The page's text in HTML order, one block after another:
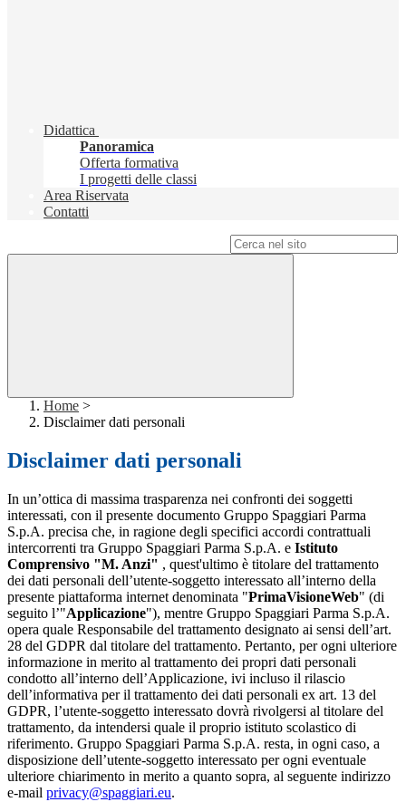
Didattica
Panoramica
Offerta formativa
I progetti delle classi
Area Riservata
Contatti
Home >
Disclaimer dati personali
Disclaimer dati personali
In un’ottica di massima trasparenza nei confronti dei soggetti
interessati, con il presente documento Gruppo Spaggiari Parma
S.p.A. precisa che, in ragione degli specifici accordi contrattuali
intercorrenti tra Gruppo Spaggiari Parma S.p.A. e Istituto
Comprensivo "M. Anzi" , quest'ultimo è titolare del trattamento
dei dati personali dell’utente-soggetto interessato all’interno della
presente piattaforma internet denominata "PrimaVisioneWeb" (di
seguito l’"Applicazione"), mentre Gruppo Spaggiari Parma S.p.A.
opera quale Responsabile del trattamento designato ai sensi dell’art.
28 del GDPR dal titolare del trattamento. Pertanto, per ogni ulteriore
informazione in merito al trattamento dei propri dati personali
condotto all’interno dell’Applicazione, ivi incluso il rilascio
dell’informativa per il trattamento dei dati personali ex art. 13 del
GDPR, l’utente-soggetto interessato dovrà rivolgersi al titolare del
trattamento, da intendersi quale il proprio istituto scolastico di
riferimento. Gruppo Spaggiari Parma S.p.A. resta, in ogni caso, a
disposizione dell’utente-soggetto interessato per ogni eventuale
ulteriore chiarimento in merito a quanto sopra, al seguente indirizzo
e-mail privacy@spaggiari.eu.